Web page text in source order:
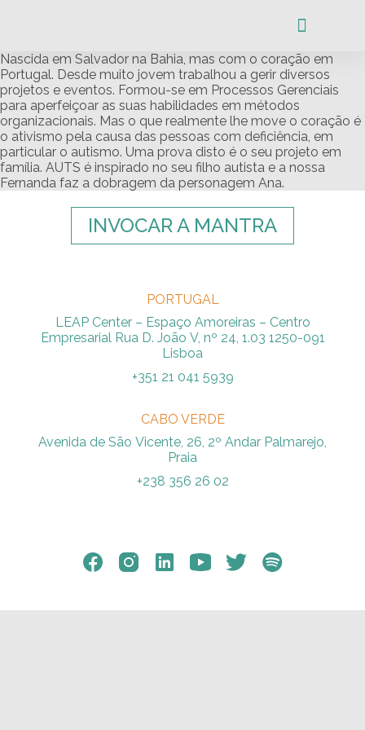
Nascida em Salvador na Bahia, mas com o coração em
Portugal. Desde muito jovem trabalhou a gerir diversos
projetos e eventos. Formou-se em Processos Gerenciais
para aperfeiçoar as suas habilidades em métodos
organizacionais. Mas o que realmente lhe move o coração é
o ativismo pela causa das pessoas com deficiência, em
particular o autismo. Uma prova disto é o seu projeto em
família. AUTS é inspirado no seu filho autista e a nossa
Fernanda faz a dobragem da personagem Ana.
INVOCAR A MANTRA
PORTUGAL
LEAP Center – Espaço Amoreiras – Centro
Empresarial Rua D. João V, nº 24, 1.03 1250-091
Lisboa
+351 21 041 5939
CABO VERDE
Avenida de São Vicente, 26, 2º Andar Palmarejo,
Praia
+238 356 26 02